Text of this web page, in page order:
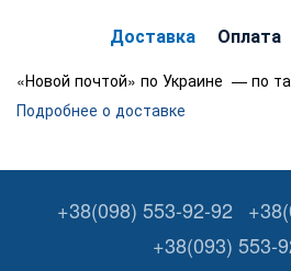
Доставка Оплата
«Новой почтой» по Украине — по
Подробнее о доставке
+38(098) 553-92-92
+38(093) 553-